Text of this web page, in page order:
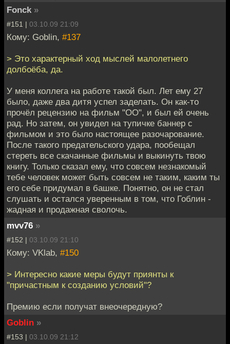
Fonck »
#151 | 03.10.09 21:09
Кому: Goblin, #137
> Это характерный ход мыслей малолетнего
долбоёба, да.
У меня коллега на работе такой был. Лет ему 27
было, даже два дитя успел заделать. Он как-то
прочёл рецензию на фильм "ОО", и был ей очень
рад. Но затем, он увидел на тупичке баннер с
фильмом и это было настоящее разочарование.
После такого предательского удара, пообещал
стереть все скачанные фильмы и выкинуть твою
книгу. Только сказал ему, что совсем незнакомый
тебе человек может быть совсем не таким, каким ты
его себе придумал в башке. Понятно, он не стал
слушать и остался уверенным в том, что Гоблин -
жадная и продажная сволочь.
mvv76 »
#152 | 03.10.09 21:10
Кому: VKlab, #150
> Интересно какие меры будут приянты к
"причастным к созданию условий"?
Премию если получат внеочередную?
Goblin »
#153 | 03.10.09 21:12